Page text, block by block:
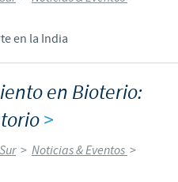
en la India
en Bioterio:
>
> Noticias & Eventos >